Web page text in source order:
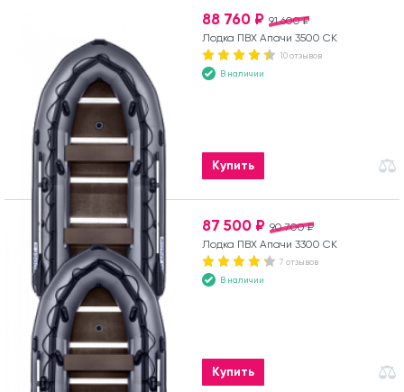
91 600 ₽
88 760 ₽
Лодка ПВХ Апачи 3500 СК
10 отзывов
В наличии
Купить
90 700 ₽
87 500 ₽
Лодка ПВХ Апачи 3300 СК
7 отзывов
В наличии
Купить